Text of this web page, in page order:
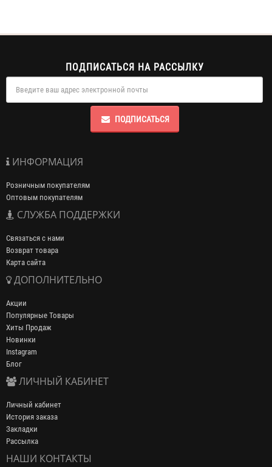
ПОДПИСАТЬСЯ НА РАССЫЛКУ
ПОДПИСАТЬСЯ
ИНФОРМАЦИЯ
Розничным покупателям
Оптовым покупателям
СЛУЖБА ПОДДЕРЖКИ
Связаться с нами
Возврат товара
Карта сайта
ДОПОЛНИТЕЛЬНО
Акции
Популярные Товары
Хиты Продаж
Новинки
Instagram
Блог
ЛИЧНЫЙ КАБИНЕТ
Личный кабинет
История заказа
Закладки
Рассылка
НАШИ КОНТАКТЫ